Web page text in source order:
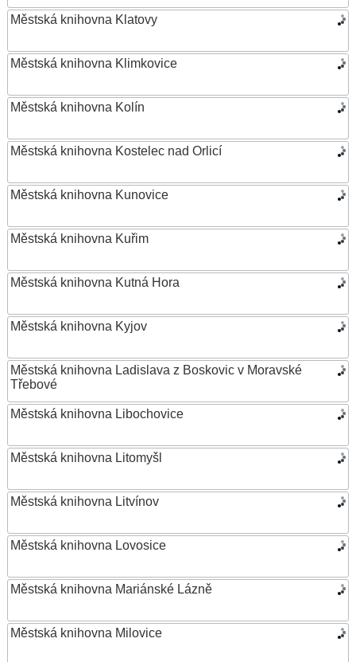
Městská knihovna Klatovy
Městská knihovna Klimkovice
Městská knihovna Kolín
Městská knihovna Kostelec nad Orlicí
Městská knihovna Kunovice
Městská knihovna Kuřim
Městská knihovna Kutná Hora
Městská knihovna Kyjov
Městská knihovna Ladislava z Boskovic v Moravské
Třebové
Městská knihovna Libochovice
Městská knihovna Litomyšl
Městská knihovna Litvínov
Městská knihovna Lovosice
Městská knihovna Mariánské Lázně
Městská knihovna Milovice